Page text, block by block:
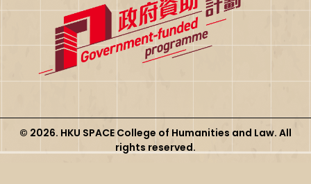
© 2026. HKU SPACE College of Humanities and Law. All
rights reserved.